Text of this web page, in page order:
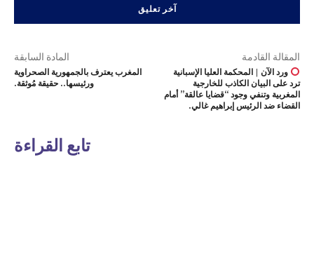
المادة السابقة
المغرب يعترف بالجمهورية الصحراوية
ورئيسها.. حقيقة مُوثقة.
المقالة القادمة
ورد الآن | المحكمة العليا الإسبانية
ترد على البيان الكاذب للخارجية
المغربية وتنفي وجود “قضايا عالقة” أمام
القضاء ضد الرئيس إبراهيم غالي.
تابع القراءة